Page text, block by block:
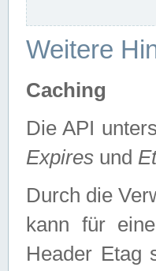
Weitere
Caching
Die API
Expires und
Durch die
kann für
Header Etag